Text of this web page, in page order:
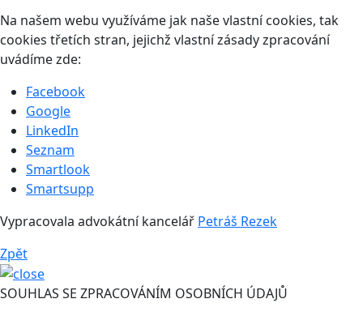
Na našem webu využíváme jak naše vlastní cookies, tak
cookies třetích stran, jejichž vlastní zásady zpracování
uvádíme zde:
Facebook
Google
LinkedIn
Seznam
Smartlook
Smartsupp
Vypracovala advokátní kancelář Petráš Rezek
Zpět
SOUHLAS SE ZPRACOVÁNÍM OSOBNÍCH ÚDAJŮ